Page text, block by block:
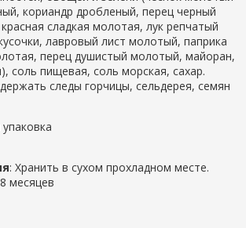
кориандр дробленый, перец черный
сладкая молотая, лук репчатый
лавровый лист молотый, паприка
перец душистый молотый, майоран,
соль пищевая, соль морская, сахар.
следы горчицы, сельдерея, семян
: Хранить в сухом прохладном месте.
месяцев